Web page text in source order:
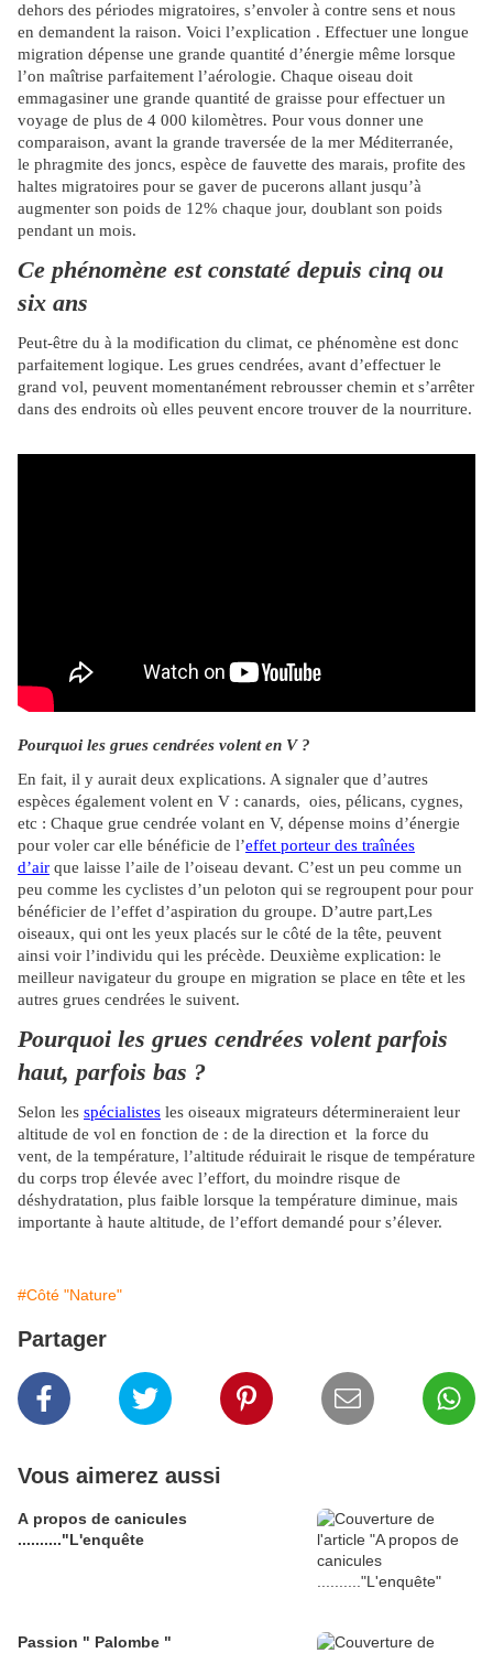
dehors des périodes migratoires, s’envoler à contre sens et nous
en demandent la raison. Voici l’explication . Effectuer une longue
migration dépense une grande quantité d’énergie même lorsque
l’on maîtrise parfaitement l’aérologie. Chaque oiseau doit
emmagasiner une grande quantité de graisse pour effectuer un
voyage de plus de 4 000 kilomètres. Pour vous donner une
comparaison, avant la grande traversée de la mer Méditerranée,
le phragmite des joncs, espèce de fauvette des marais, profite des
haltes migratoires pour se gaver de pucerons allant jusqu’à
augmenter son poids de 12% chaque jour, doublant son poids
pendant un mois.
Ce phénomène est constaté depuis cinq ou
six ans
Peut-être du à la modification du climat, ce phénomène est donc
parfaitement logique. Les grues cendrées, avant d’effectuer le
grand vol, peuvent momentanément rebrousser chemin et s’arrêter
dans des endroits où elles peuvent encore trouver de la nourriture.
Pourquoi les grues cendrées volent en V ?
En fait, il y aurait deux explications. A signaler que d’autres
espèces également volent en V : canards, oies, pélicans, cygnes,
etc : Chaque grue cendrée volant en V, dépense moins d’énergie
pour voler car elle bénéficie de l’effet porteur des traînées
d’air que laisse l’aile de l’oiseau devant. C’est un peu comme un
peu comme les cyclistes d’un peloton qui se regroupent pour pour
bénéficier de l’effet d’aspiration du groupe. D’autre part,Les
oiseaux, qui ont les yeux placés sur le côté de la tête, peuvent
ainsi voir l’individu qui les précède. Deuxième explication: le
meilleur navigateur du groupe en migration se place en tête et les
autres grues cendrées le suivent.
Pourquoi les grues cendrées volent parfois
haut, parfois bas ?
Selon les spécialistes les oiseaux migrateurs détermineraient leur
altitude de vol en fonction de : de la direction et la force du
vent, de la température, l’altitude réduirait le risque de température
du corps trop élevée avec l’effort, du moindre risque de
déshydratation, plus faible lorsque la température diminue, mais
importante à haute altitude, de l’effort demandé pour s’élever.
#Côté "Nature"
Partager
Vous aimerez aussi
A propos de canicules
.........."L'enquête
Passion " Palombe "